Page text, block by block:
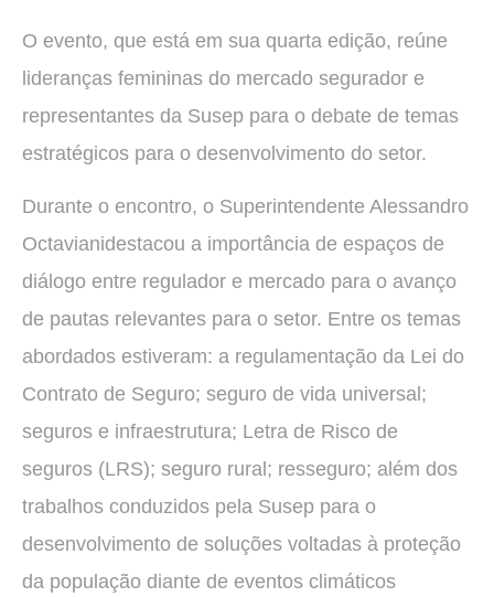
O evento, que está em sua quarta edição, reúne
lideranças femininas do mercado segurador e
representantes da Susep para o debate de temas
estratégicos para o desenvolvimento do setor.
Durante o encontro, o Superintendente Alessandro
Octavianidestacou a importância de espaços de
diálogo entre regulador e mercado para o avanço
de pautas relevantes para o setor. Entre os temas
abordados estiveram: a regulamentação da Lei do
Contrato de Seguro; seguro de vida universal;
seguros e infraestrutura; Letra de Risco de
seguros (LRS); seguro rural; resseguro; além dos
trabalhos conduzidos pela Susep para o
desenvolvimento de soluções voltadas à proteção
da população diante de eventos climáticos